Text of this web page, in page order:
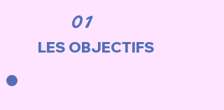
01
LES OBJECTIFS